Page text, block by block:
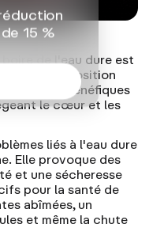
de l'eau dure est
La composition
des effets bénéfiques
le cœur et les
liés à l'eau dure
Elle provoque des
et une sécheresse
pour la santé de
abîmées, un
et même la chute
15 %